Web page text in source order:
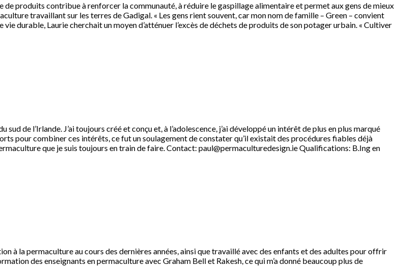
de produits contribue à renforcer la communauté, à réduire le gaspillage alimentaire et permet aux gens de mieux
travaillant sur les terres de Gadigal. « Les gens rient souvent, car mon nom de famille – Green – convient
durable, Laurie cherchait un moyen d’atténuer l’excès de déchets de produits de son potager urbain. « Cultiver
de l’Irlande. J’ai toujours créé et conçu et, à l’adolescence, j’ai développé un intérêt de plus en plus marqué
pour combiner ces intérêts, ce fut un soulagement de constater qu’il existait des procédures fiables déjà
que je suis toujours en train de faire. Contact: paul@permaculturedesign.ie Qualifications: B.Ing en
à la permaculture au cours des dernières années, ainsi que travaillé avec des enfants et des adultes pour offrir
des enseignants en permaculture avec Graham Bell et Rakesh, ce qui m’a donné beaucoup plus de